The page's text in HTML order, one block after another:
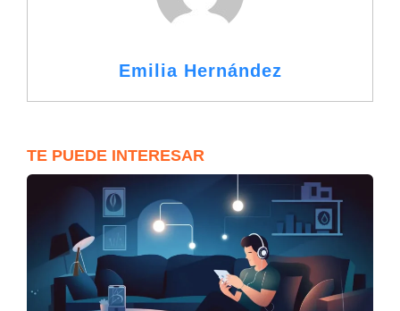
Emilia Hernández
TE PUEDE INTERESAR